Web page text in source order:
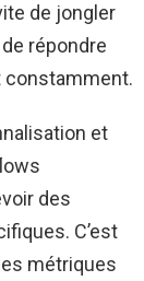
de jongler
répondre
constamment.
et
des
C’est
métriques